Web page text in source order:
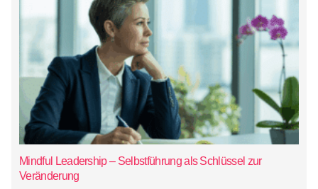
Mindful Leadership – Selbstführung als Schlüssel zur
Veränderung